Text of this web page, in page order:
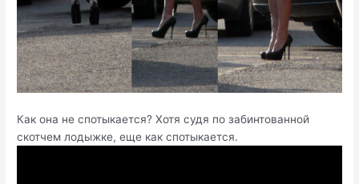
Как она не спотыкается? Хотя судя по забинтованной
скотчем лодыжке, еще как спотыкается.